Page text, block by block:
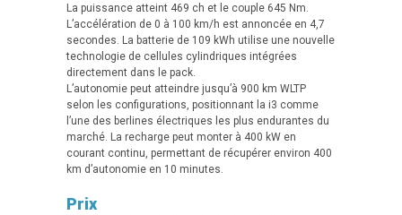
La puissance atteint 469 ch et le couple 645 Nm.
L’accélération de 0 à 100 km/h est annoncée en 4,7
secondes. La batterie de 109 kWh utilise une nouvelle
technologie de cellules cylindriques intégrées
directement dans le pack.
L’autonomie peut atteindre jusqu’à 900 km WLTP
selon les configurations, positionnant la i3 comme
l’une des berlines électriques les plus endurantes du
marché. La recharge peut monter à 400 kW en
courant continu, permettant de récupérer environ 400
km d’autonomie en 10 minutes.
Prix